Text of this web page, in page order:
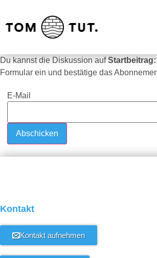
Du kannst die Diskussion auf
Formular ein und bestätige das
E-Mail
Kontakt
Kontakt aufnehmen